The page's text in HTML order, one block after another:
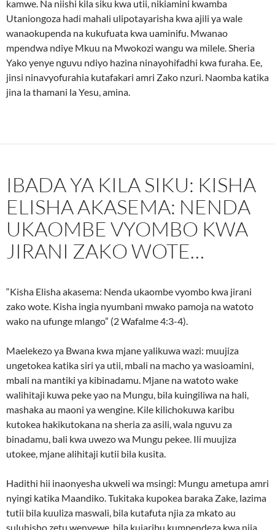
kamwe. Na niishi kila siku kwa utii, nikiamini kwamba
Utaniongoza hadi mahali ulipotayarisha kwa ajili ya wale
wanaokupenda na kukufuata kwa uaminifu. Mwanao
mpendwa ndiye Mkuu na Mwokozi wangu wa milele. Sheria
Yako yenye nguvu ndiyo hazina ninayohifadhi kwa furaha. Ee,
jinsi ninavyofurahia kutafakari amri Zako nzuri. Naomba katika
jina la thamani la Yesu, amina.
IBADA YA KILA SIKU: KISHA
ELISHA AKASEMA: NENDA
UKAOMBE VYOMBO KWA
JIRANI ZAKO WOTE…
“Kisha Elisha akasema: Nenda ukaombe vyombo kwa jirani
zako wote. Kisha ingia nyumbani mwako pamoja na watoto
wako na ufunge mlango” (2 Wafalme 4:3-4).
Maelekezo ya Bwana kwa mjane yalikuwa wazi: muujiza
ungetokea katika siri ya utii, mbali na macho ya wasioamini,
mbali na mantiki ya kibinadamu. Mjane na watoto wake
walihitaji kuwa peke yao na Mungu, bila kuingiliwa na hali,
mashaka au maoni ya wengine. Kile kilichokuwa karibu
kutokea hakikutokana na sheria za asili, wala nguvu za
binadamu, bali kwa uwezo wa Mungu pekee. Ili muujiza
utokee, mjane alihitaji kutii bila kusita.
Hadithi hii inaonyesha ukweli wa msingi: Mungu ametupa amri
nyingi katika Maandiko. Tukitaka kupokea baraka Zake, lazima
tutii bila kuuliza maswali, bila kutafuta njia za mkato au
suluhisho zetu wenyewe, bila kujaribu kumpendeza kwa njia